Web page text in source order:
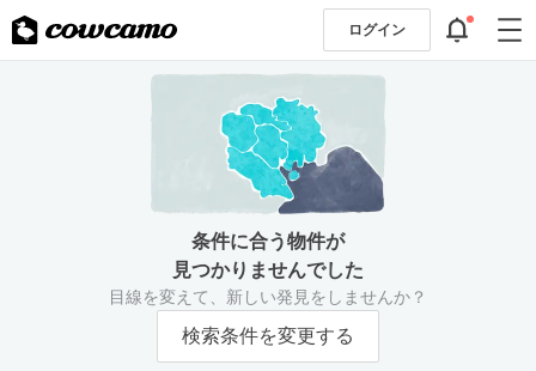
ログイン
条件に合う物件が
見つかりませんでした
目線を変えて、新しい発見をしませんか？
検索条件を変更する